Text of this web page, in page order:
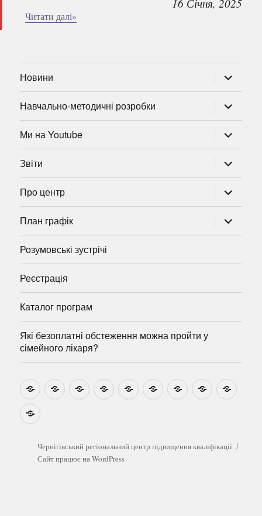
Читати далі»
Новини
підменю
Навчально-методичні розробки
підменю
Ми на Youtube
підменю
Звіти
підменю
Про центр
підменю
План графік
підменю
Розумовські зустрічі
Реєстрація
Каталог програм
Які безоплатні обстеження можна пройти у
сімейного лікаря?
НовиниНавчально-
методичні
Ми
на
Звіти Про
центр
План
графік
Розумовські
зустрічі
Реєстрація
Які
безоплатні
можна
пройти
у
Чернігівський регіональний центр підвищення кваліфікації
Сайт працює на WordPress